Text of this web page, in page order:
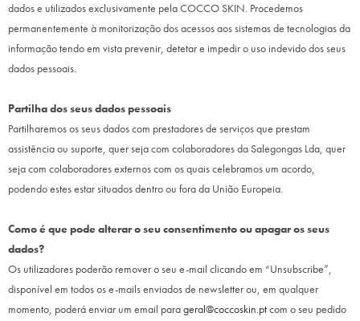
dados e utilizados exclusivamente pelaCOCCO SKIN. Procedemos
permanentemente à monitorização dos acessos aos sistemas de tecnologias da
informação tendo em vista prevenir, detetar e impedir o uso indevido dos seus
dados pessoais.
Partilha dos seus dados pessoais
Partilharemos os seus dados com prestadores de serviços que prestam
assistência ou suporte, quer seja com colaboradores da Salegongas Lda, quer
seja com colaboradores externos com os quais celebramos um acordo,
podendo estes estar situados dentro ou fora da União Europeia.
Como é que pode alterar o seu consentimento ou apagar os seus
dados?
Os utilizadores poderão remover o seu e-mail clicando em “Unsubscribe”,
disponível em todos os e-mails enviados de newsletter ou, em qualquer
momento, poderá enviar um email parageral@coccoskin.ptcom o seu pedido